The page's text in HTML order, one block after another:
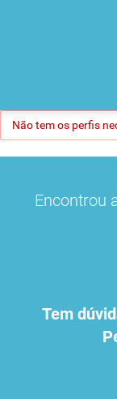
Não tem os perfis
Encontrou
Tem